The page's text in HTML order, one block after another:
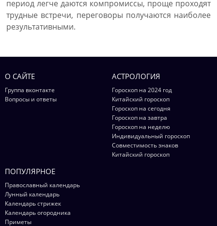
период легче даются компромиссы, проще проходят
трудные встречи, переговоры получаются наиболее
результативными.
О САЙТЕ
Группа вконтакте
Вопросы и ответы
АСТРОЛОГИЯ
Гороскоп на 2024 год
Китайский гороскоп
Гороскоп на сегодня
Гороскоп на завтра
Гороскоп на неделю
Индивидуальный гороскоп
Совместимость знаков
Китайский гороскоп
ПОПУЛЯРНОЕ
Православный календарь
Лунный календарь
Календарь стрижек
Календарь огородника
Приметы